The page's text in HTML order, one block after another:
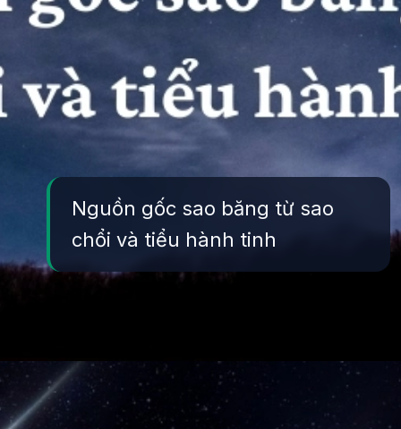
Nguồn gốc sao băng từ sao
chổi và tiểu hành tinh
Đang mở https://yeukhoahoc.edu.vn/sao-bang